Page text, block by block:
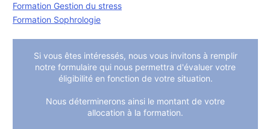
Formation Gestion du stress
Formation Sophrologie
Si vous êtes intéressés, nous vous invitons à remplir
notre formulaire qui nous permettra d'évaluer votre
éligibilité en fonction de votre situation.
Nous déterminerons ainsi le montant de votre
allocation à la formation.